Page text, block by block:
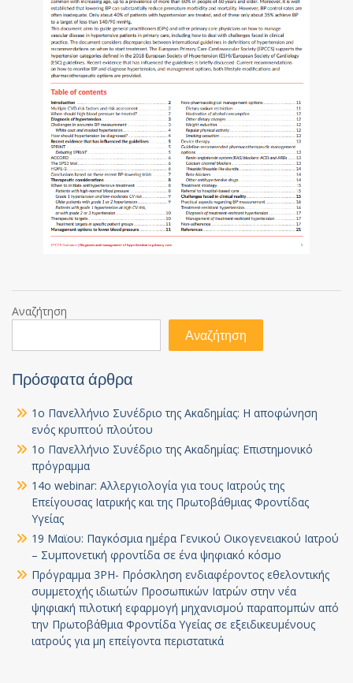
Αναζήτηση
Αναζήτηση
Πρόσφατα άρθρα
1ο Πανελλήνιο Συνέδριο της Ακαδημίας: Η αποφώνηση
ενός κρυπτού πλούτου
1ο Πανελλήνιο Συνέδριο της Ακαδημίας: Επιστημονικό
πρόγραμμα
14ο webinar: Αλλεργιολογία για τους Ιατρούς της
Επείγουσας Ιατρικής και της Πρωτοβάθμιας Φροντίδας
Υγείας
19 Μαϊου: Παγκόσμια ημέρα Γενικού Οικογενειακού Ιατρού
– Συμπονετική φροντίδα σε ένα ψηφιακό κόσμο
Πρόγραμμα 3PH- Πρόσκληση ενδιαφέροντος εθελοντικής
συμμετοχής ιδιωτών Προσωπικών Ιατρών στην νέα
ψηφιακή πιλοτική εφαρμογή μηχανισμού παραπομπών από
την Πρωτοβάθμια Φροντίδα Υγείας σε εξειδικευμένους
ιατρούς για μη επείγοντα περιστατικά